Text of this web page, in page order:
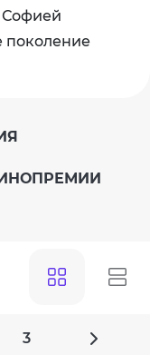
Софией
поколение
3